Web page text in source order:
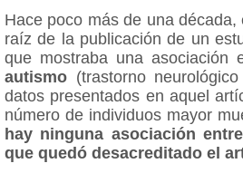
Hace poco más de una
raíz de la publicación de un
que mostraba una asociación
autismo (trastorno
datos presentados en aquel
número de individuos mayor
hay ninguna asociación
que quedó desacreditado el